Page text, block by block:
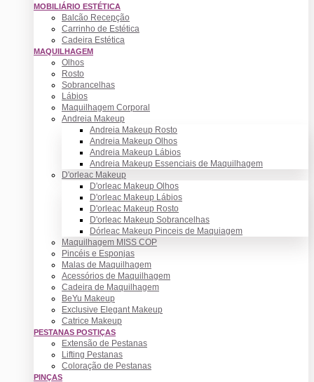
MOBILIÁRIO ESTÉTICA
Balcão Recepção
Carrinho de Estética
Cadeira Estética
MAQUILHAGEM
Olhos
Rosto
Sobrancelhas
Lábios
Maquilhagem Corporal
Andreia Makeup
Andreia Makeup Rosto
Andreia Makeup Olhos
Andreia Makeup Lábios
Andreia Makeup Essenciais de Maquilhagem
D'orleac Makeup
D'orleac Makeup Olhos
D'orleac Makeup Lábios
D'orleac Makeup Rosto
D'orleac Makeup Sobrancelhas
Dórleac Makeup Pinceis de Maquiagem
Maquilhagem MISS COP
Pincéis e Esponjas
Malas de Maquilhagem
Acessórios de Maquilhagem
Cadeira de Maquilhagem
BeYu Makeup
Exclusive Elegant Makeup
Catrice Makeup
PESTANAS POSTIÇAS
Extensão de Pestanas
Lifting Pestanas
Coloração de Pestanas
PINÇAS